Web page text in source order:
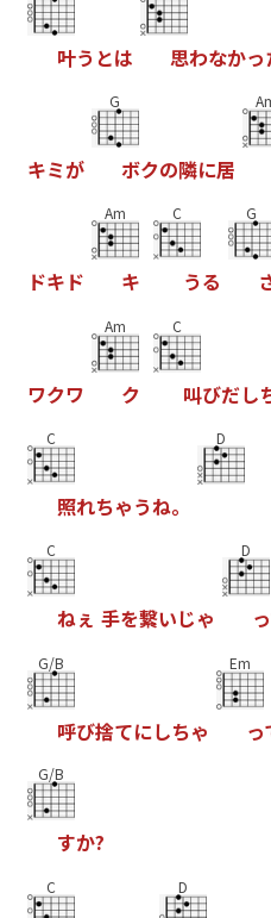
叶う とは 思わなかっ
キミが
G
ボクの隣に居
ドキ ド
Am
キ
C
うる
G
ワクワ
Am
ク
C
叫びだし
C
照れちゃうね。
D
C
ねぇ 手を繋いじゃ
D
っ
G/B
呼び捨てにしちゃ
Em
っ
G/B
すか?
C D